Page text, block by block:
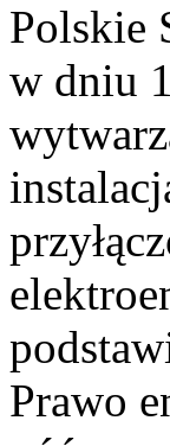
Polskie
w dniu
Prawo